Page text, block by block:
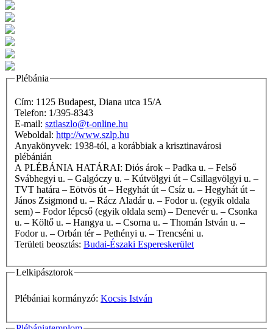
Plébánia
Cím: 1125 Budapest, Diana utca 15/A
Telefon: 1/395-8343
E-mail: sztlaszlo@t-online.hu
Weboldal: http://www.szlp.hu
Anyakönyvek: 1938-tól, a korábbiak a krisztinavárosi
plébánián
A PLÉBÁNIA HATÁRAI: Diós árok – Padka u. – Felső
Svábhegyi u. – Galgóczy u. – Kútvölgyi út – Csillagvölgyi u. –
TVT határa – Eötvös út – Hegyhát út – Csíz u. – Hegyhát út –
János Zsigmond u. – Rácz Aladár u. – Fodor u. (egyik oldala
sem) – Fodor lépcső (egyik oldala sem) – Denevér u. – Csonka
u. – Költő u. – Hangya u. – Csorna u. – Thomán István u. –
Fodor u. – Orbán tér – Pethényi u. – Trencséni u.
Területi beosztás: Budai-Északi Espereskerület
Lelkipásztorok
Plébániai kormányzó: Kocsis István